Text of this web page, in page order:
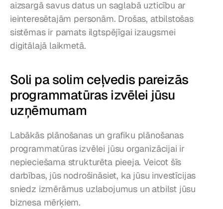
aizsargā savus datus un saglabā uzticību ar
ieinteresētajām personām. Drošas, atbilstošas
sistēmas ir pamats ilgtspējīgai izaugsmei
digitālajā laikmetā.
Soli pa solim ceļvedis pareizās
programmatūras izvēlei jūsu
uzņēmumam
Labākās plānošanas un grafiku plānošanas
programmatūras izvēlei jūsu organizācijai ir
nepieciešama strukturēta pieeja. Veicot šīs
darbības, jūs nodrošināsiet, ka jūsu investīcijas
sniedz izmērāmus uzlabojumus un atbilst jūsu
biznesa mērķiem.